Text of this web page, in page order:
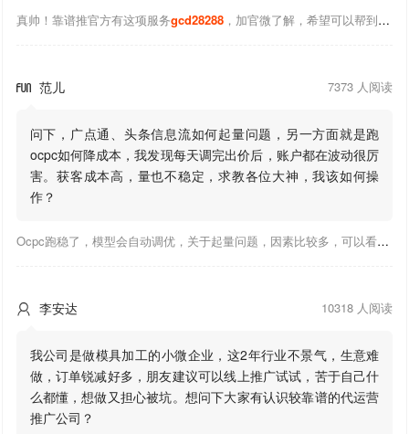
真帅！靠谱推官方有这项服务gcd28288，加官微了解，希望可以帮到你！
 范儿 7373 人阅读
问下，广点通、头条信息流如何起量问题，另一方面就是跑
ocpc如何降成本，我发现每天调完出价后，账户都在波动很厉
害。获客成本高，量也不稳定，求教各位大神，我该如何操
作？
Ocpc跑稳了，模型会自动调优，关于起量问题，因素比较多，可以看下靠谱推大神出的干货文章，都是经验总结，应该可以找到对应解决。
 李安达 10318 人阅读
我公司是做模具加工的小微企业，这2年行业不景气，生意难
做，订单锐减好多，朋友建议可以线上推广试试，苦于自己什
么都懂，想做又担心被坑。想问下大家有认识较靠谱的代运营
推广公司？